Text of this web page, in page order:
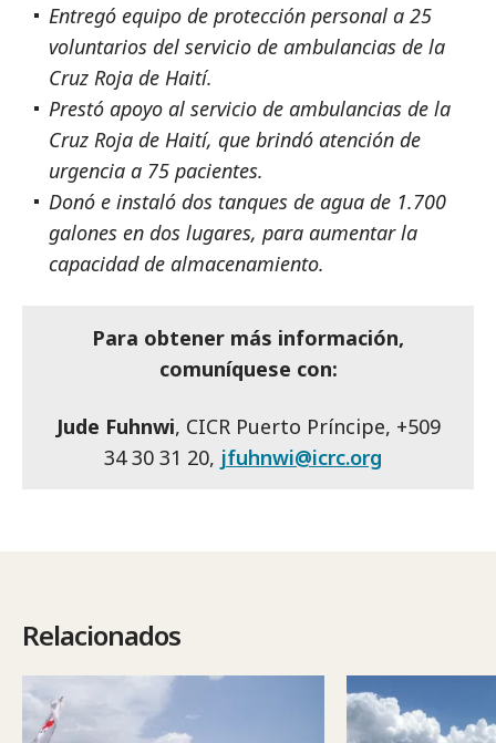
Entregó equipo de protección personal a 25
voluntarios del servicio de ambulancias de la
Cruz Roja de Haití.
Prestó apoyo al servicio de ambulancias de la
Cruz Roja de Haití, que brindó atención de
urgencia a 75 pacientes.
Donó e instaló dos tanques de agua de 1.700
galones en dos lugares, para aumentar la
capacidad de almacenamiento.
Para obtener más información,
comuníquese con:
Jude Fuhnwi, CICR Puerto Príncipe, +509
34 30 31 20, jfuhnwi@icrc.org
Relacionados